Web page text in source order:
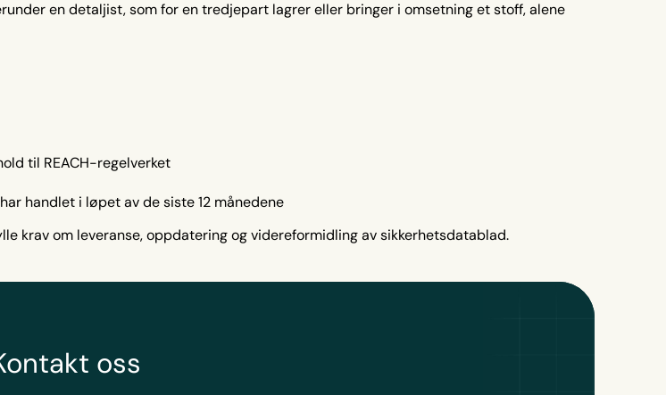
en detaljist, som for en tredjepart lagrer eller bringer i omsetning et stoff, alene
til REACH-regelverket
handlet i løpet av de siste 12 månedene
krav om leveranse, oppdatering og videreformidling av sikkerhetsdatablad.
oss